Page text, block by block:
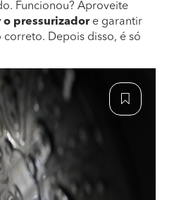
Funcionou? Aproveite
o pressurizador e garantir
Depois disso, é só